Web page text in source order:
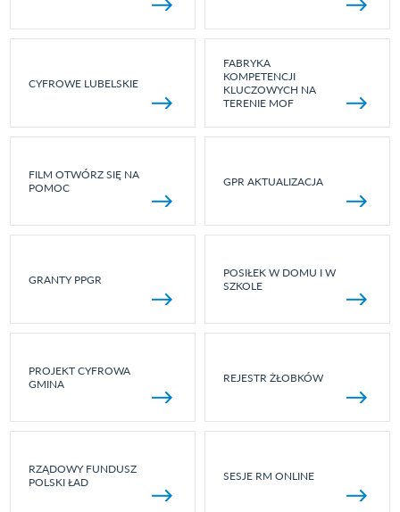
CYFROWE LUBELSKIE
FABRYKA
KOMPETENCJI
KLUCZOWYCH NA
TERENIE MOF
FILM OTWÓRZ SIĘ NA
POMOC
GPR AKTUALIZACJA
GRANTY PPGR
POSIŁEK W DOMU I W
SZKOLE
PROJEKT CYFROWA
GMINA
REJESTR ŻŁOBKÓW
RZĄDOWY FUNDUSZ
POLSKI ŁAD
SESJE RM ONLINE